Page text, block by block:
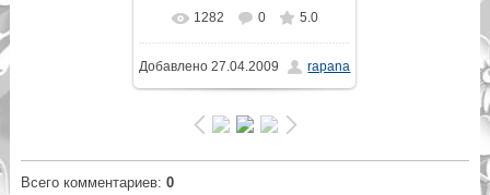
В реальном размере
415x546/ 98.9Kb
1282 0 5.0
Добавлено 27.04.2009 rapana
Всего комментариев: 0